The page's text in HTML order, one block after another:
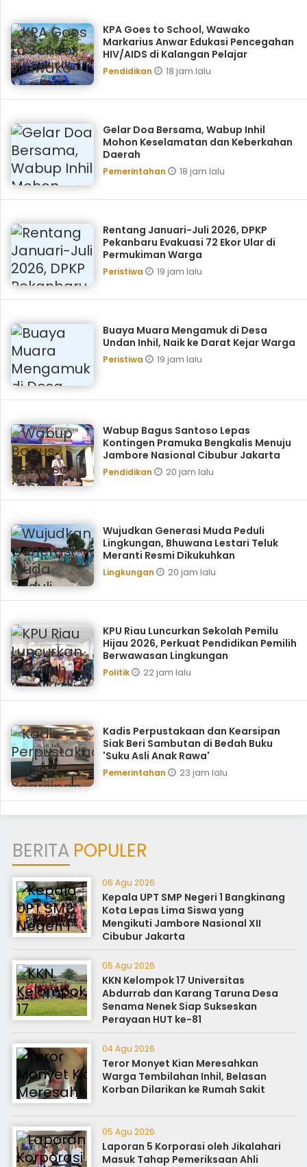
KPA Goes to School, ‎Wawako
Markarius Anwar Edukasi Pencegahan
HIV/AIDS di Kalangan Pelajar
Pendidikan 18 jam lalu
Gelar Doa Bersama, Wabup Inhil
Mohon Keselamatan dan Keberkahan
Daerah
Pemerintahan 18 jam lalu
Rentang Januari-Juli 2026, DPKP
Pekanbaru Evakuasi 72 Ekor Ular di
Permukiman Warga
Peristiwa 19 jam lalu
Buaya Muara Mengamuk di Desa
Undan Inhil, Naik ke Darat Kejar Warga
Peristiwa 19 jam lalu
Wabup Bagus Santoso Lepas
Kontingen Pramuka Bengkalis Menuju
Jambore Nasional Cibubur Jakarta
Pendidikan 20 jam lalu
Wujudkan Generasi Muda Peduli
Lingkungan, Bhuwana Lestari Teluk
Meranti Resmi Dikukuhkan
Lingkungan 20 jam lalu
KPU Riau Luncurkan Sekolah Pemilu
Hijau 2026, Perkuat Pendidikan Pemilih
Berwawasan Lingkungan
Politik 22 jam lalu
Kadis Perpustakaan dan Kearsipan
Siak Beri Sambutan di Bedah Buku
'Suku Asli Anak Rawa'
Pemerintahan 23 jam lalu
BERITA POPULER
06 Agu 2026
Kepala UPT SMP Negeri 1 Bangkinang
Kota Lepas Lima Siswa yang
Mengikuti Jambore Nasional XII
Cibubur Jakarta
05 Agu 2026
KKN Kelompok 17 Universitas
Abdurrab dan Karang Taruna Desa
Senama Nenek Siap Sukseskan
Perayaan HUT ke-81
04 Agu 2026
Teror Monyet Kian Meresahkan
Warga Tembilahan Inhil, Belasan
Korban Dilarikan ke Rumah Sakit
05 Agu 2026
Laporan 5 Korporasi oleh Jikalahari
Masuk Tahap Pemeriksaan Ahli